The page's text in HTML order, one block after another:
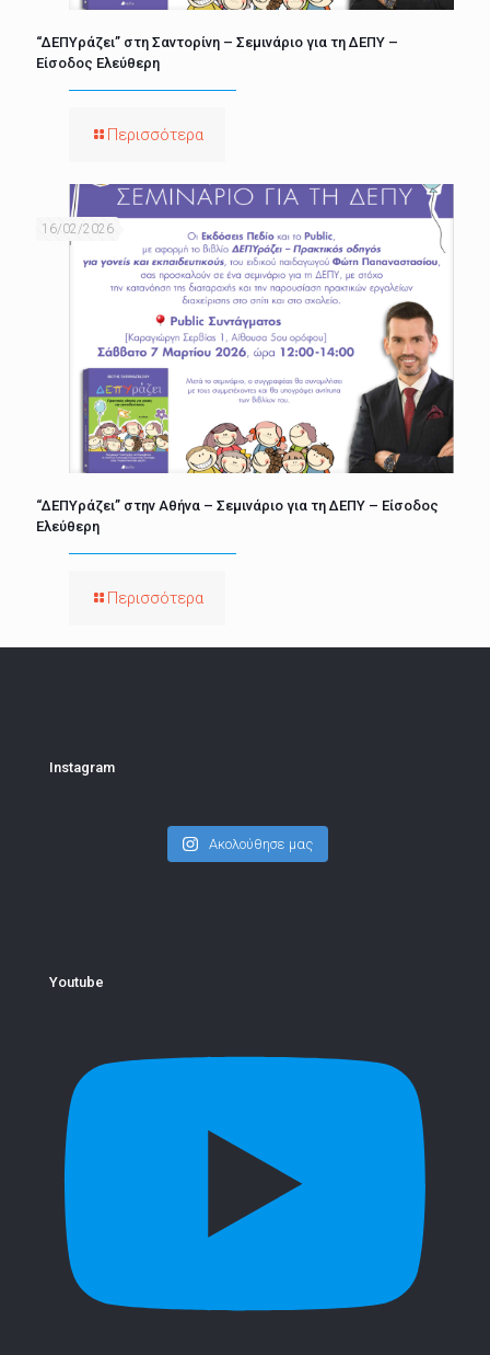
“ΔΕΠΥράζει” στη Σαντορίνη – Σεμινάριο για τη ΔΕΠΥ –
Είσοδος Ελεύθερη
Περισσότερα
16/02/2026
“ΔΕΠΥράζει” στην Αθήνα – Σεμινάριο για τη ΔΕΠΥ – Είσοδος
Ελεύθερη
Περισσότερα
Instagram
Ακολούθησε μας
Youtube